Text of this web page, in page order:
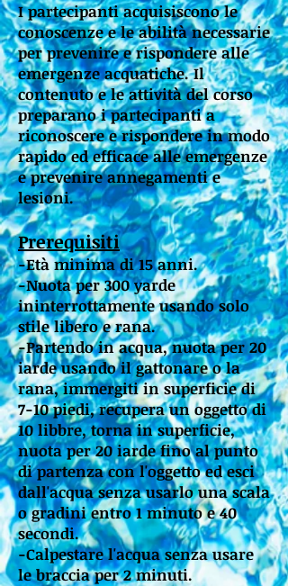
I partecipanti acquisiscono le
conoscenze e le abilità necessarie
per prevenire e rispondere alle
emergenze acquatiche. Il
contenuto e le attività del corso
preparano i partecipanti a
riconoscere e rispondere in modo
rapido ed efficace alle emergenze
e prevenire annegamenti e
lesioni.
Prerequisiti
-Età minima di 15 anni.
-Nuota per 300 yarde
ininterrottamente usando solo
stile libero e rana.
-Partendo in acqua, nuota per 20
iarde usando il gattonare o la
rana, immergiti in superficie di
7-10 piedi, recupera un oggetto di
10 libbre, torna in superficie,
nuota per 20 iarde fino al punto
di partenza con l'oggetto ed esci
dall'acqua senza usarlo una scala
o gradini entro 1 minuto e 40
secondi.
-Calpestare l'acqua senza usare
le braccia per 2 minuti.